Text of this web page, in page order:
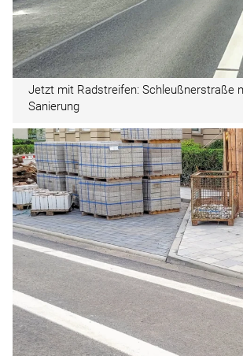
Jetzt mit Radstreifen: Schleußner­straße
Sanierung